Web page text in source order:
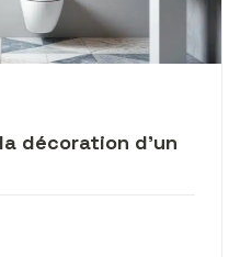
décoration d’un